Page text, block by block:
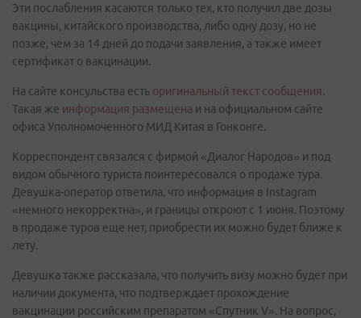
Эти послабления касаются только тех, кто получил две дозы
вакцины, китайского производства, либо одну дозу, но не
позже, чем за 14 дней до подачи заявления, а также имеет
сертификат о вакцинации.
На сайте консульства есть оригинальный текст сообщения.
Такая же информация размещена и на официальном сайте
офиса Уполномоченного МИД Китая в Гонконге.
Корреспондент связался с фирмой «Диалог Народов» и под
видом обычного туриста поинтересовался о продаже тура.
Девушка-оператор ответила, что информация в Instagram
«немного некорректна», и границы откроют с 1 июня. Поэтому
в продаже туров еще нет, приобрести их можно будет ближе к
лету.
Девушка также рассказала, что получить визу можно будет при
наличии документа, что подтверждает прохождение
вакцинации российским препаратом «Спутник V». На вопрос,